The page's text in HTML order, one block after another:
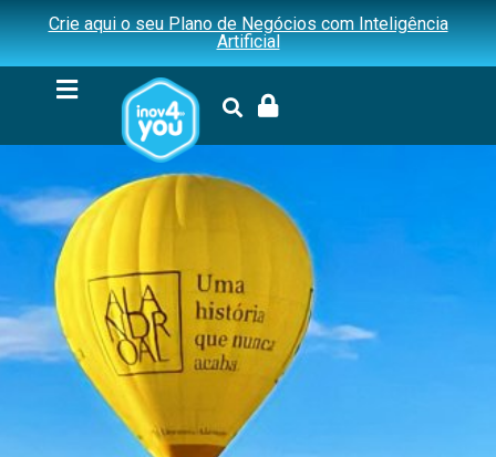
Crie aqui o seu Plano de Negócios com Inteligência
Artificial